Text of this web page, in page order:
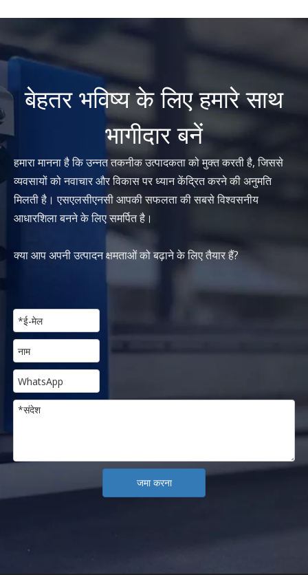
बेहतर भविष्य के लिए हमारे साथ
भागीदार बनें
हमारा मानना ​​है कि उन्नत तकनीक उत्पादकता को मुक्त करती है, जिससे
व्यवसायों को नवाचार और विकास पर ध्यान केंद्रित करने की अनुमति
मिलती है। एसएलसीएनसी आपकी सफलता की सबसे विश्वसनीय
आधारशिला बनने के लिए समर्पित है।
क्या आप अपनी उत्पादन क्षमताओं को बढ़ाने के लिए तैयार हैं?
जमा करना